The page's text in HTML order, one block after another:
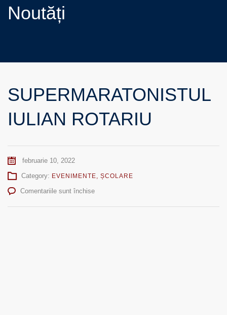
Noutăți
SUPERMARATONISTUL
IULIAN ROTARIU
februarie 10, 2022
Category: EVENIMENTE, ȘCOLARE
Comentariile sunt închisepentru